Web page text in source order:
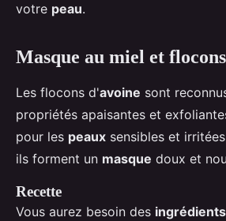
votre peau.
Masque au miel et
Les flocons d'avoine sont
propriétés apaisantes et
pour les peaux sensibles et
ils forment un masque doux et
Recette
Vous aurez besoin des ingrédients